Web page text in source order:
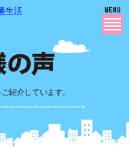
生活
紹介しています。